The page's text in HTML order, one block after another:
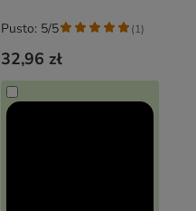
32,96 zł
Pusto: 5/5 (1)